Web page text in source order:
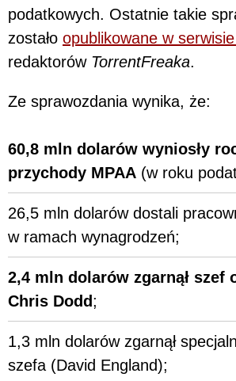
podatkowych. Ostatnie takie
zostało opublikowane w
redaktorów TorrentFreaka.
Ze sprawozdania wynika, że:
60,8 mln dolarów wyniosły
przychody MPAA (w roku
26,5 mln dolarów dostali
w ramach wynagrodzeń;
2,4 mln dolarów zgarnął szef
Chris Dodd;
1,3 mln dolarów zgarnął
szefa (David England);